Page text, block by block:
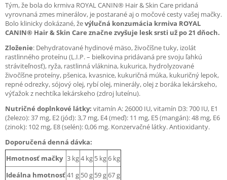
Tým, že bola do krmiva ROYAL CANIN® Hair & Skin Care pridaná
vyrovnaná zmes minerálov, je postarané aj o močové cesty vašej mačky.
Bolo klinicky dokázané, ževýlučná konzumácia krmiva ROYAL
CANIN® Hair & Skin Care značne zvyšuje lesk srsti už po 21 dňoch.
Zloženie: Dehydratované hydinové mäso, živočíšne tuky, izolát
rastlinného proteínu (L.I.P. – bielkovina pridávaná pre svoju ľahkú
stráviteľnosť), ryža, rastlinná vláknina, kukurica, hydrolyzované
živočíšne proteíny, pšenica, kvasnice, kukuričná múka, kukuričný lepok,
repné odrezky, sójový olej, rybí olej, minerály, olej z boráka lekárskeho,
výťažok z nechtíka lekárskeho (zdroj luteínu).
Nutričné doplnkové látky: vitamín A: 26000 IU, vitamín D3: 700 IU, E1
(železo): 37 mg, E2 (jód): 3,7 mg, E4 (meď): 11 mg, E5 (mangán): 48 mg, E6
(zinok): 102 mg, E8 (selén): 0,06 mg. Konzervačné látky. Antioxidanty.
Doporučená denná dávka:
Hmotnosť mačky 3 kg4 kg 5 kg6 kg
Ideálna hmotnosť41 g 50 g 59 g67 g